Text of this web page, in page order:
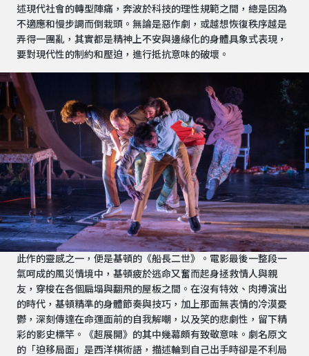
述現代社會的轉型陣痛，奔波於科技的理性規範之間，總是因為
不適應和慢步調而倒栽頭。無論是惡作劇，或越想恢復秩序越是
弄得一團亂，其實都是精神上不安與邊緣化的身體具象式表現，
要對現代性的制約和壓迫，進行抵抗意味的破壞。
此作的靈感之一，便是基頓的《船長二世》。電影最後一整段一
氣呵成的風災情境中，基頓疲於逃命又奮而起身拯救情人與親
友，穿梭在各個扁塌與翻飛的屋板之間。在沒有特效、肉搏演出
的時代，基頓精準的身體節奏與技巧，加上那面無表情的冷漠憂
鬱，深刻傳達在命運面前的自我解嘲，以及笑的悲劇性，留下精
彩的影史標竿。《超展開》的其中幾幕頗有致敬意味。劇名原文
的「迫移局面」是西洋棋術語，描述輪到自己出手時卻是不利局